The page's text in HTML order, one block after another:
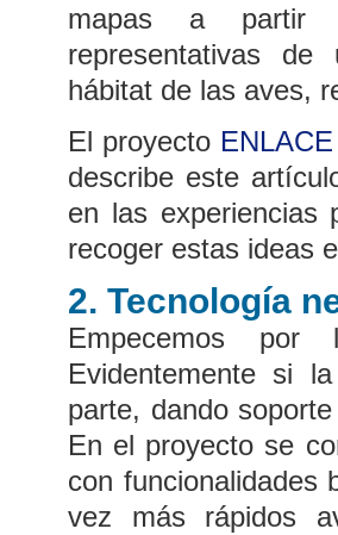
mapas a partir
representativas
hábitat de las aves,
El proyecto ENLACE
describe este
en las experiencias
recoger estas ideas
2. Tecnología
Empecemos por
Evidentemente si
parte, dando
En el proyecto se
con funcionalidades
vez más rápidos